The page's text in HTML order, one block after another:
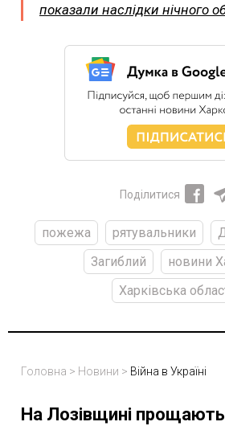
показали наслідки нічного
Поділитися
пожежа рятувальники
Загиблий
новини
Харківська
Головна > Новини > Війна в Україні
На Лозівщині